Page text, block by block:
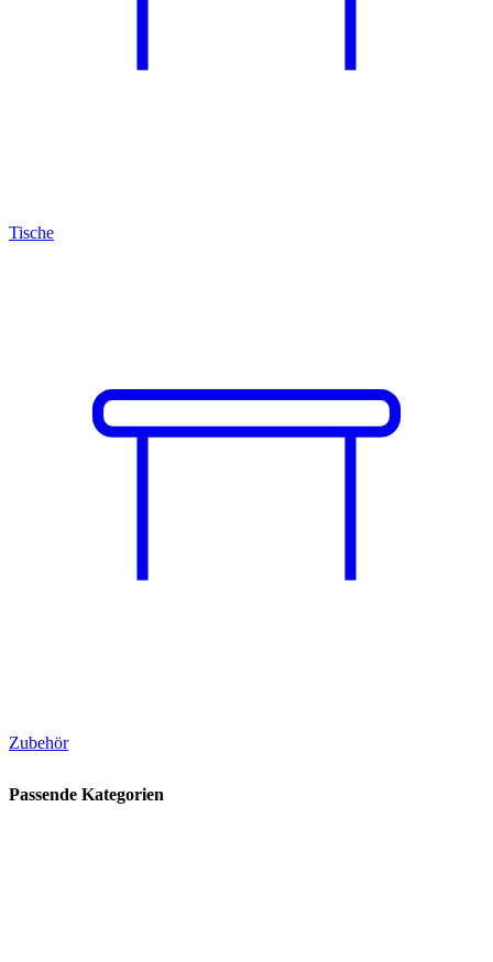
Tische
Zubehör
Passende Kategorien